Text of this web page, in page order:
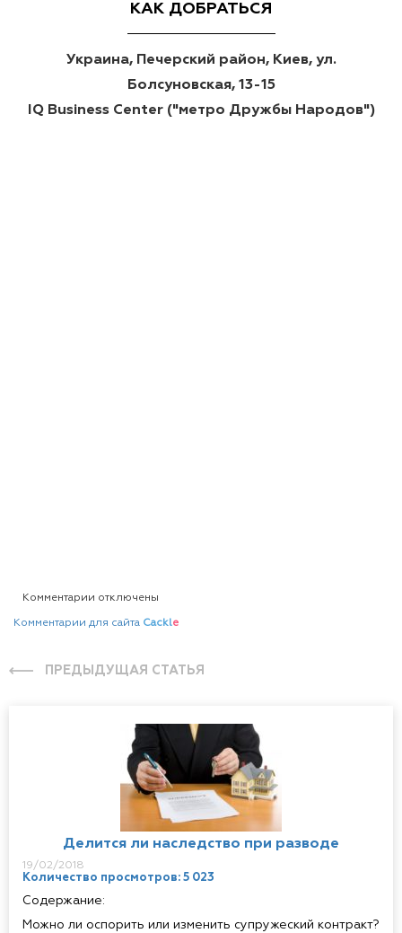
КАК ДОБРАТЬСЯ
Украина, Печерский район, Киев, ул.
Болсуновская, 13-15
IQ Business Center ("метро Дружбы Народов")
Комментарии отключены
Комментарии для сайта Cackle
ПРЕДЫДУЩАЯ СТАТЬЯ
Делится ли наследство при разводе
19/02/2018
Количество просмотров: 5 023
Содержание:
Можно ли оспорить или изменить супружеский контракт?